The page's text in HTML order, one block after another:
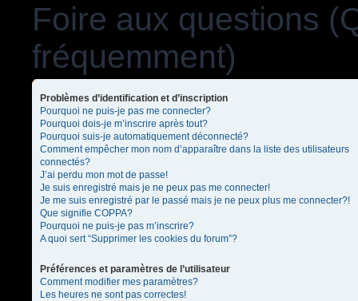
Foire aux questions
fréquemment)
Problèmes d’identification et d’inscription
Pourquoi ne puis-je pas me connecter?
Pourquoi dois-je m’inscrire après tout?
Pourquoi suis-je automatiquement déconnecté?
Comment empêcher mon nom d’apparaître dans la liste des utilisateurs
connectés?
J’ai perdu mon mot de passe!
Je suis enregistré mais je ne peux pas me connecter!
Je me suis enregistré par le passé mais je ne peux plus me connecter?!
Que signifie COPPA?
Pourquoi ne puis-je pas m’inscrire?
A quoi sert “Supprimer les cookies du forum”?
Préférences et paramètres de l’utilisateur
Comment modifier mes paramètres?
Les heures ne sont pas correctes!